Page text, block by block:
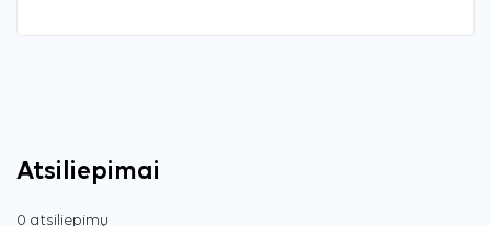
Atsiliepimai
0 atsiliepimų